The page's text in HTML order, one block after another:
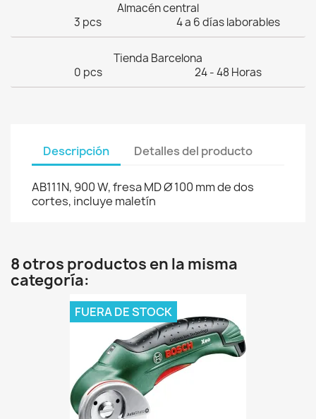
Almacén central
3 pcs
4 a 6 días laborables
Tienda Barcelona
0 pcs
24 - 48 Horas
Descripción Detalles del producto
AB111N, 900 W, fresa MD Ø 100 mm de dos
cortes, incluye maletín
8 otros productos en la misma
categoría:
FUERA DE STOCK